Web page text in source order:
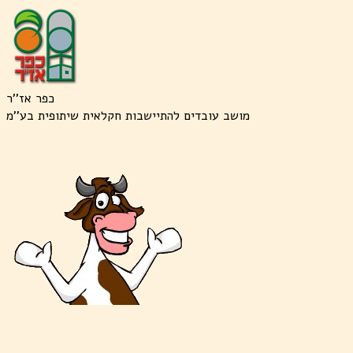
כפר אז''ר
מושב עובדים להתיישבות חקלאית שיתופית בע''מ